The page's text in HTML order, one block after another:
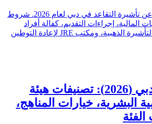
كل ما تحتاج معرفته عن تأشيرة التقاعد في دبي لعام 2026. شروط
المتطلبات المالية، إجراءات التقديم، كفالة أفراد
الأسرة، المقارنة مع التأشيرة الذهبية، ومكتب JRE لإعادة التوطين
دليل مدارس دبي (2026): تصنيفات هيئة
البشرية، خيارات المناهج،